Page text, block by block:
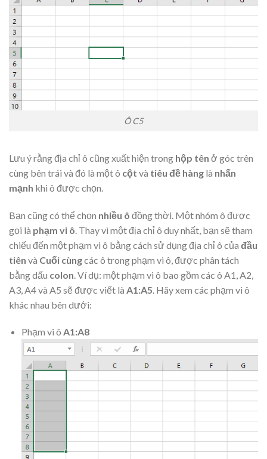
Ô C5
Lưu ý rằng địa chỉ ô cũng xuất hiện trong hộp tên ở góc trên
cùng bên trái và đó là một ô cột và tiêu đề hàng là nhấn
mạnh khi ô được chọn.
Bạn cũng có thể chọn nhiều ô đồng thời. Một nhóm ô được
gọi là phạm vi ô . Thay vì một địa chỉ ô duy nhất, bạn sẽ tham
chiếu đến một phạm vi ô bằng cách sử dụng địa chỉ ô của đầu
tiên và Cuối cùngcác ô trong phạm vi ô, được phân tách
bằng dấu colon . Ví dụ: một phạm vi ô bao gồm các ô A1, A2,
A3, A4 và A5 sẽ được viết là A1:A5 . Hãy xem các phạm vi ô
khác nhau bên dưới:
Phạm vi ô A1:A8